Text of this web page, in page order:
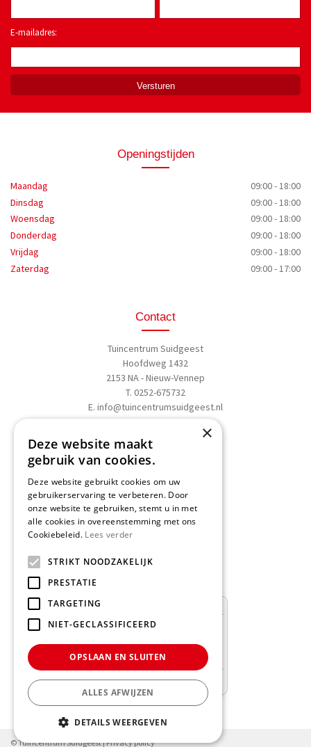
E-mailadres:
Openingstijden
Maandag
09:00 - 18:00
Dinsdag
09:00 - 18:00
Woensdag
09:00 - 18:00
Donderdag
09:00 - 18:00
Vrijdag
09:00 - 18:00
Zaterdag
09:00 - 17:00
Contact
Tuincentrum Suidgeest
Hoofdweg 1432
2153 NA - Nieuw-Vennep
T. 0252-675732
E. info@tuincentrumsuidgeest.nl
Schrijf een recensie
Nationale Tuinbon t.w.v. € 25,-!
© Tuincentrum Suidgeest |Privacy policy
×
Deze website maakt
gebruik van cookies.
Deze website gebruikt cookies om uw
gebruikerservaring te verbeteren. Door
onze website te gebruiken, stemt u in met
alle cookies in overeenstemming met ons
Cookiebeleid. Lees verder
STRIKT NOODZAKELIJK
PRESTATIE
TARGETING
NIET-GECLASSIFICEERD
OPSLAAN EN SLUITEN
ALLES AFWIJZEN
DETAILS WEERGEVEN